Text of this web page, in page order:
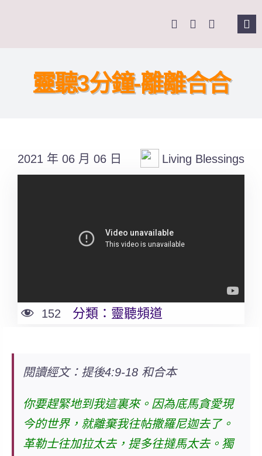
關於我們
靈聽3分鐘-離離合合
2021 年 06 月 06 日 Living Blessings
152 分類： 靈聽頻道
閱讀經文：提後4:9-18 和合本
你要趕緊地到我這裏來。因為底馬貪愛現
今的世界，就離棄我往帖撒羅尼迦去了。
革勒士往加拉太去，提多往撻馬太去。獨